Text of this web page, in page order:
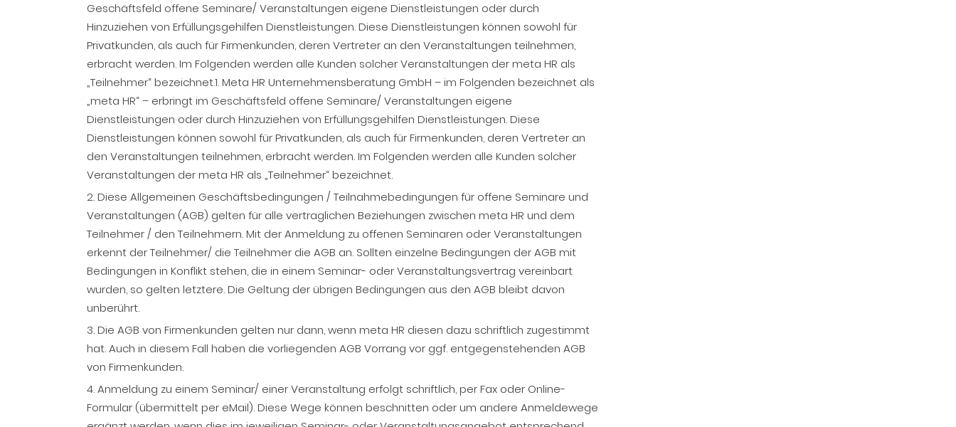
Geschäftsfeld offene Seminare/ Veranstaltungen eigene Dienstleistungen oder durch
Hinzuziehen von Erfüllungsgehilfen Dienstleistungen. Diese Dienstleistungen können sowohl für
Privatkunden, als auch für Firmenkunden, deren Vertreter an den Veranstaltungen teilnehmen,
erbracht werden. Im Folgenden werden alle Kunden solcher Veranstaltungen der meta HR als
„Teilnehmer“ bezeichnet.1. Meta HR Unternehmensberatung GmbH – im Folgenden bezeichnet als
„meta HR“ – erbringt im Geschäftsfeld offene Seminare/ Veranstaltungen eigene
Dienstleistungen oder durch Hinzuziehen von Erfüllungsgehilfen Dienstleistungen. Diese
Dienstleistungen können sowohl für Privatkunden, als auch für Firmenkunden, deren Vertreter an
den Veranstaltungen teilnehmen, erbracht werden. Im Folgenden werden alle Kunden solcher
Veranstaltungen der meta HR als „Teilnehmer“ bezeichnet.
2. Diese Allgemeinen Geschäftsbedingungen / Teilnahmebedingungen für offene Seminare und
Veranstaltungen (AGB) gelten für alle vertraglichen Beziehungen zwischen meta HR und dem
Teilnehmer / den Teilnehmern. Mit der Anmeldung zu offenen Seminaren oder Veranstaltungen
erkennt der Teilnehmer/ die Teilnehmer die AGB an. Sollten einzelne Bedingungen der AGB mit
Bedingungen in Konflikt stehen, die in einem Seminar- oder Veranstaltungsvertrag vereinbart
wurden, so gelten letztere. Die Geltung der übrigen Bedingungen aus den AGB bleibt davon
unberührt.
3. Die AGB von Firmenkunden gelten nur dann, wenn meta HR diesen dazu schriftlich zugestimmt
hat. Auch in diesem Fall haben die vorliegenden AGB Vorrang vor ggf. entgegenstehenden AGB
von Firmenkunden.
4. Anmeldung zu einem Seminar/ einer Veranstaltung erfolgt schriftlich, per Fax oder Online-
Formular (übermittelt per eMail). Diese Wege können beschnitten oder um andere Anmeldewege